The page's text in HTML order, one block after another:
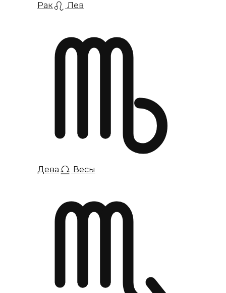
Рак Лев
Дева Весы